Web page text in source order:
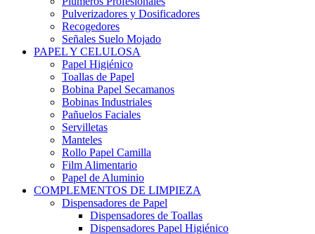
Pulverizadores y Dosificadores
Recogedores
Señales Suelo Mojado
PAPEL Y CELULOSA
Papel Higiénico
Toallas de Papel
Bobina Papel Secamanos
Bobinas Industriales
Pañuelos Faciales
Servilletas
Manteles
Rollo Papel Camilla
Film Alimentario
Papel de Aluminio
COMPLEMENTOS DE LIMPIEZA
Dispensadores de Papel
Dispensadores de Toallas
Dispensadores Papel Higiénico